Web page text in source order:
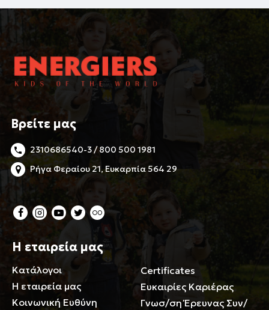
Βρείτε μας
2310686540-3 / 800 500 1981
Ρήγα Φεραίου 21, Ευκαρπία 564 29
Η εταιρεία μας
Κατάλογοι
Η εταιρεία μας
Κοινωνική Ευθύνη
Certificates
Ευκαιρίες Καριέρας
Γνωσ/ση Έρευνας Συν/